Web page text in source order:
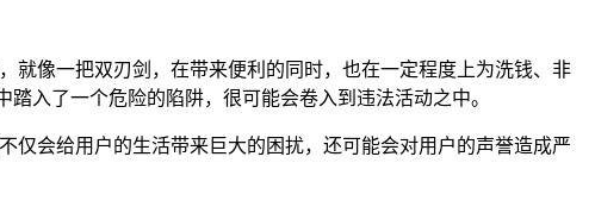
就像一把双刃剑，在带来便利的同时，也在一定程度上为洗钱、非
入了一个危险的陷阱，很可能会卷入到违法活动之中。
仅会给用户的生活带来巨大的困扰，还可能会对用户的声誉造成严